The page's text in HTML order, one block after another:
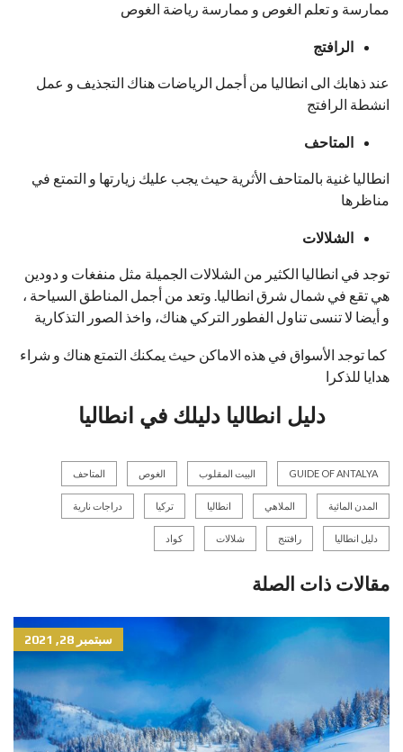
ممارسة و تعلم الغوص و ممارسة رياضة الغوص
الرافتج
عند ذهابك الى انطاليا من أجمل الرياضات هناك التجذيف و عمل
انشطة الرافتج
المتاحف
انطاليا غنية بالمتاحف الأثرية حيث يجب عليك زيارتها و التمتع في
مناظرها
الشلالات
توجد في انطاليا الكثير من الشلالات الجميلة مثل منفغات و دودين
هي تقع في شمال شرق انطاليا. وتعد من أجمل المناطق السياحة ،
و أيضا لا تنسى تناول الفطور التركي هناك، واخذ الصور التذكارية
كما توجد الأسواق في هذه الاماكن حيث يمكنك التمتع هناك و شراء
هدايا للذكرا
دليل انطاليا دليلك في انطاليا
GUIDE OF ANTALYA البيت المقلوب الغوص المتاحف
المدن المائية الملاهي انطاليا تركيا دراجات نارية
دليل انطاليا رافتنج شلالات كواد
مقالات ذات الصلة
سبتمبر 28, 2021